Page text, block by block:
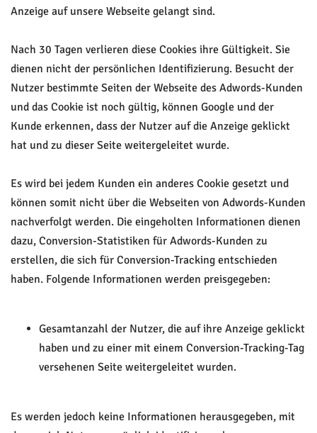
Anzeige auf unsere Webseite gelangt sind.
Nach 30 Tagen verlieren diese Cookies ihre Gültigkeit. Sie
dienen nicht der persönlichen Identifizierung. Besucht der
Nutzer bestimmte Seiten der Webseite des Adwords-Kunden
und das Cookie ist noch gültig, können Google und der
Kunde erkennen, dass der Nutzer auf die Anzeige geklickt
hat und zu dieser Seite weitergeleitet wurde.
Es wird bei jedem Kunden ein anderes Cookie gesetzt und
können somit nicht über die Webseiten von Adwords-Kunden
nachverfolgt werden. Die eingeholten Informationen dienen
dazu, Conversion-Statistiken für Adwords-Kunden zu
erstellen, die sich für Conversion-Tracking entschieden
haben. Folgende Informationen werden preisgegeben:
Gesamtanzahl der Nutzer, die auf ihre Anzeige geklickt
haben und zu einer mit einem Conversion-Tracking-Tag
versehenen Seite weitergeleitet wurden.
Es werden jedoch keine Informationen herausgegeben, mit